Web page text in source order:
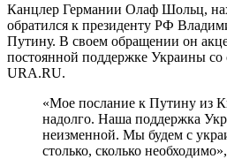
Канцлер Германии Олаф Шольц,
обратился к президенту РФ
Путину. В своем обращении он
постоянной поддержке Украины со
URA.RU.
«Мое послание к Путину из
надолго. Наша поддержка
неизменной. Мы будем с
столько, сколько необходимо»,